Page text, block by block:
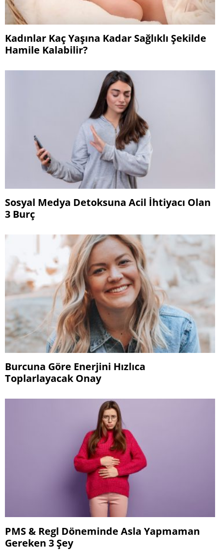
Kadınlar Kaç Yaşına Kadar Sağlıklı Şekilde
Hamile Kalabilir?
Sosyal Medya Detoksuna Acil İhtiyacı Olan
3 Burç
Burcuna Göre Enerjini Hızlıca
Toplarlayacak Onay
PMS & Regl Döneminde Asla Yapmaman
Gereken 3 Şey